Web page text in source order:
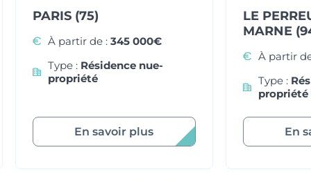
PARIS (75)
À partir de : 345 000€
Type : Résidence nue-
propriété
En savoir plus
LE
MARNE
À partir
Type :
propriété
En